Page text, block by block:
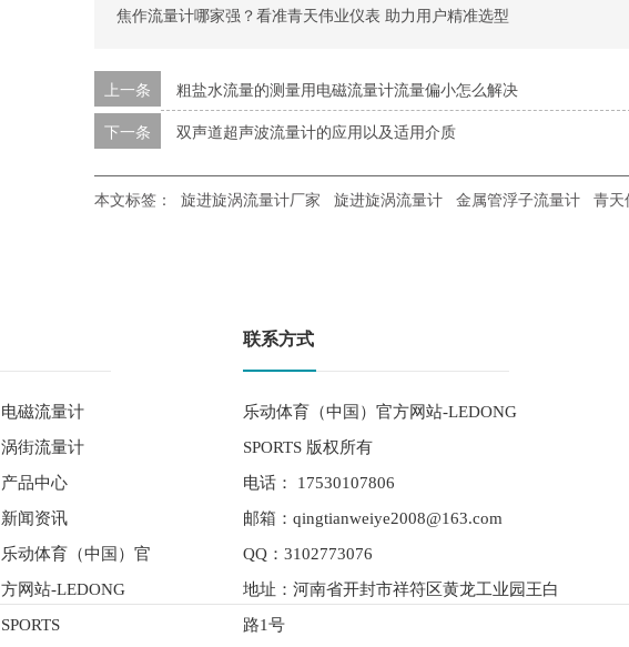
焦作流量计哪家强？看准青天伟业仪表 助力用户精准选型
上一条
粗盐水流量的测量用电磁流量计流量偏小怎么解决
下一条 双声道超声波流量计的应用以及适用介质
本文标签： 旋进旋涡流量计厂家 旋进旋涡流量计 金属管浮子流量计 青天
电磁流量计
涡街流量计
产品中心
新闻资讯
乐动体育（中国）官
方网站-LEDONG
SPORTS
联系方式
乐动体育（中国）官方网站-LEDONG
SPORTS 版权所有
电话： 17530107806
邮箱：qingtianweiye2008@163.com
QQ：3102773076
地址：河南省开封市祥符区黄龙工业园王白
路1号